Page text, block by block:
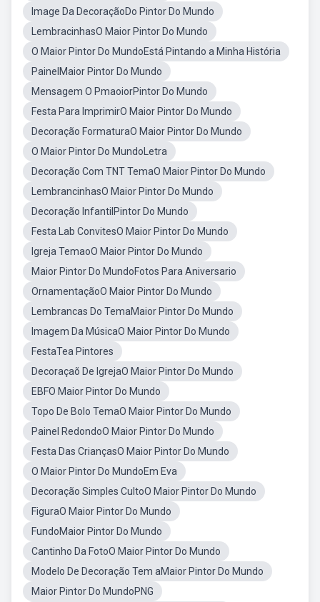
Image Da DecoraçãoDo Pintor Do Mundo
LembracinhasO Maior Pintor Do Mundo
O Maior Pintor Do MundoEstá Pintando a Minha História
PainelMaior Pintor Do Mundo
Mensagem O PmaoiorPintor Do Mundo
Festa Para ImprimirO Maior Pintor Do Mundo
Decoração FormaturaO Maior Pintor Do Mundo
O Maior Pintor Do MundoLetra
Decoração Com TNT TemaO Maior Pintor Do Mundo
LembrancinhasO Maior Pintor Do Mundo
Decoração InfantilPintor Do Mundo
Festa Lab ConvitesO Maior Pintor Do Mundo
Igreja TemaoO Maior Pintor Do Mundo
Maior Pintor Do MundoFotos Para Aniversario
OrnamentaçãoO Maior Pintor Do Mundo
Lembrancas Do TemaMaior Pintor Do Mundo
Imagem Da MúsicaO Maior Pintor Do Mundo
FestaTea Pintores
Decoraçaõ De IgrejaO Maior Pintor Do Mundo
EBFO Maior Pintor Do Mundo
Topo De Bolo TemaO Maior Pintor Do Mundo
Painel RedondoO Maior Pintor Do Mundo
Festa Das CriançasO Maior Pintor Do Mundo
O Maior Pintor Do MundoEm Eva
Decoração Simples CultoO Maior Pintor Do Mundo
FiguraO Maior Pintor Do Mundo
FundoMaior Pintor Do Mundo
Cantinho Da FotoO Maior Pintor Do Mundo
Modelo De Decoração Tem aMaior Pintor Do Mundo
Maior Pintor Do MundoPNG